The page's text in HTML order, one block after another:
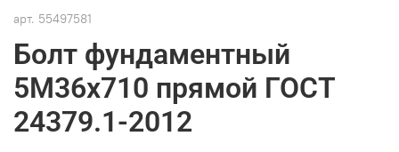
арт. 55497581
Болт фундаментный
5М36х710 прямой ГОСТ
24379.1-2012